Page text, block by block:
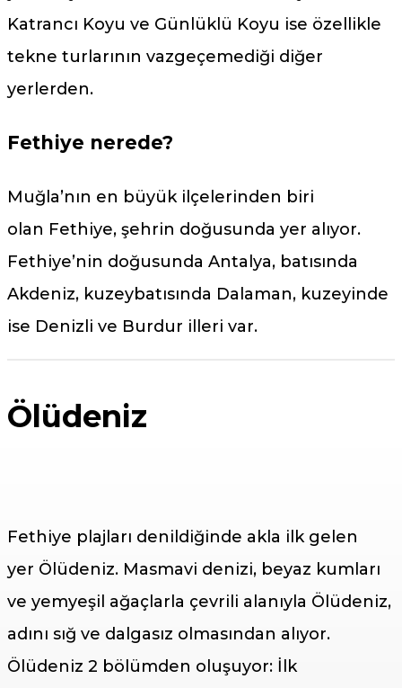
Katrancı Koyu ve Günlüklü Koyu ise özellikle
tekne turlarının vazgeçemediği diğer
yerlerden.
Fethiye nerede?
Muğla’nın en büyük ilçelerinden biri
olan Fethiye, şehrin doğusunda yer alıyor.
Fethiye’nin doğusunda Antalya, batısında
Akdeniz, kuzeybatısında Dalaman, kuzeyinde
ise Denizli ve Burdur illeri var.
Ölüdeniz
Fethiye plajları denildiğinde akla ilk gelen
yer Ölüdeniz. Masmavi denizi, beyaz kumları
ve yemyeşil ağaçlarla çevrili alanıyla Ölüdeniz,
adını sığ ve dalgasız olmasından alıyor.
Ölüdeniz 2 bölümden oluşuyor: İlk